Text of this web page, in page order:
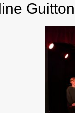
Guitton